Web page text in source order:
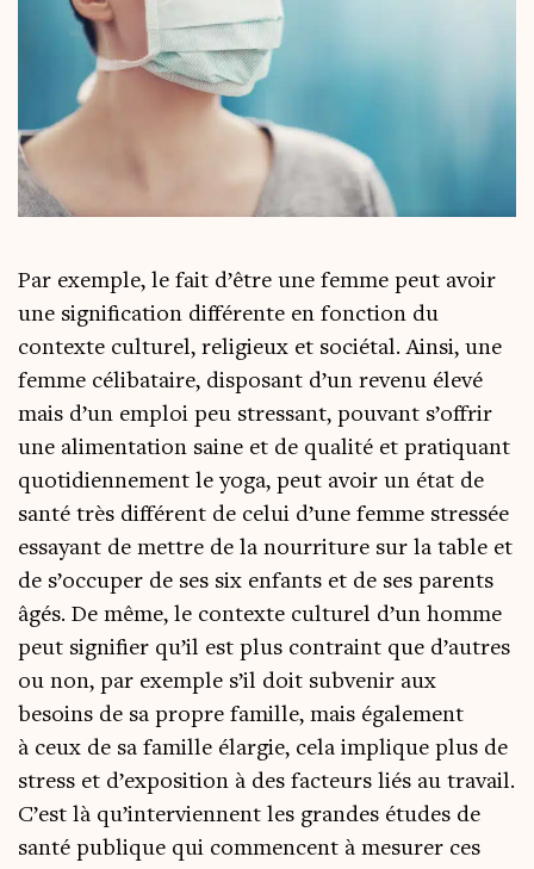
Par exemple, le fait d’être une femme peut avoir
une signi­fi­ca­tion dif­fé­rente en fonc­tion du
contexte cultu­rel, reli­gieux et socié­tal. Ain­si, une
femme céli­ba­taire, dis­po­sant d’un reve­nu éle­vé
mais d’un emploi peu stres­sant, pou­vant s’of­frir
une ali­men­ta­tion saine et de qua­li­té et pra­ti­quant
quo­ti­dien­ne­ment le yoga, peut avoir un état de
san­té très dif­fé­rent de celui d’une femme stres­sée
essayant de mettre de la nour­ri­ture sur la table et
de s’oc­cu­per de ses six enfants et de ses parents
âgés. De même, le contexte cultu­rel d’un homme
peut signi­fier qu’il est plus contraint que d’autres
ou non, par exemple s’il doit sub­ve­nir aux
besoins de sa propre famille, mais éga­le­ment
à ceux de sa famille élar­gie, cela implique plus de
stress et d’ex­po­si­tion à des fac­teurs liés au tra­vail.
C’est là qu’in­ter­viennent les grandes études de
san­té publique qui com­mencent à mesu­rer ces